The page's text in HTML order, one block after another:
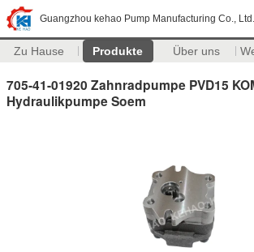
Guangzhou kehao Pump Manufacturing Co., Ltd.
Zu Hause Produkte Über uns
705-41-01920 Zahnradpumpe PVD15
Hydraulikpumpe Soem